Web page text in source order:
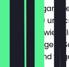
Mach’s vegan:
oder 226g) und
würzigen
und knackigem
Ketchup und